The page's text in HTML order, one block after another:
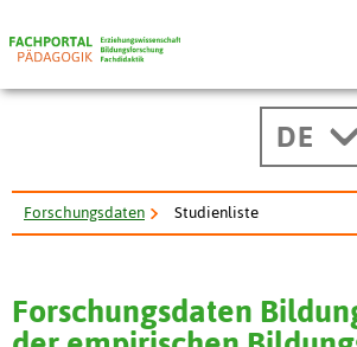
DE
Forschungsdaten Studienliste
Forschungsdaten